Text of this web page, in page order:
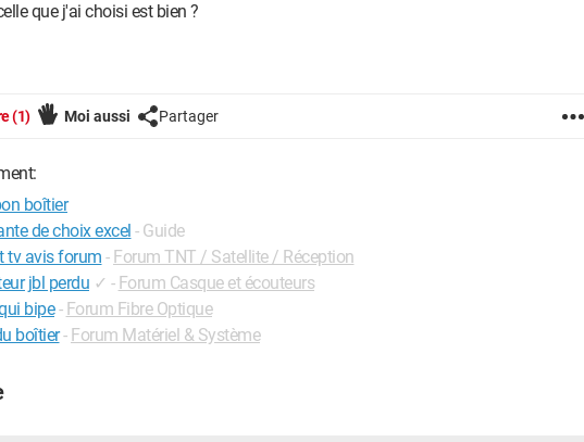
que j'ai choisi est bien ?
(1) Moi aussi Partager
boîtier
de choix excel - Guide
tv avis forum - Forum TNT / Satellite / Réception
jbl perdu ✓ - Forum Casque et écouteurs
bipe - Forum Fibre Optique
boîtier- Forum Matériel & Système